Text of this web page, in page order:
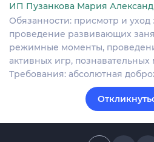
ИП Пузанкова Мария
Обязанности: присмотр и уход
проведение развивающих
режимные моменты,
активных игр,
Требования: абсолютная